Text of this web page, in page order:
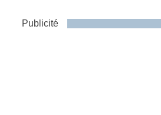
Publicité